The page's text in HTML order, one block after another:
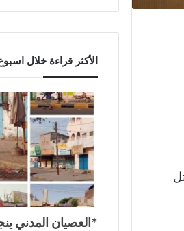
يمثل
الأكثر قراءة خلال
*العصيان المدني